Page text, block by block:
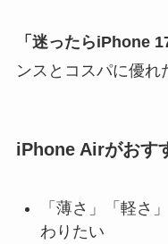
「迷ったらiPhone
ンスとコスパに優れ
iPhone Airがおす
「薄さ」「軽さ
わりたい